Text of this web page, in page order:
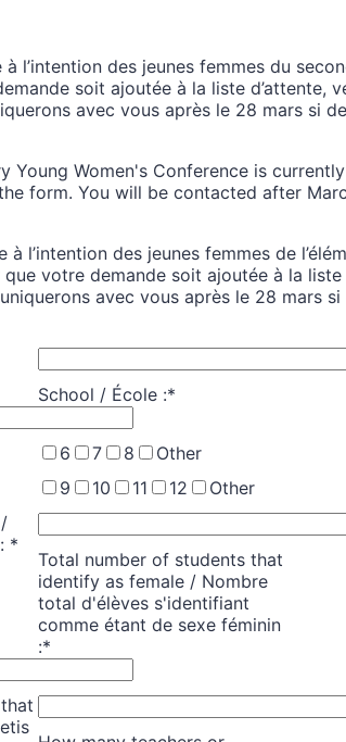
à l’intention des jeunes femmes du
soit ajoutée à la liste d’attente,
avec vous après le 28 mars si
Young Women's Conference is currently
form. You will be contacted after
à l’intention des jeunes femmes de
votre demande soit ajoutée à la
avec vous après le 28 mars
School / École :*
6 7 8
Other
9 10 11 12
Other
*
Total number of students that
identify as female / Nombre
total d'élèves s'identifiant
comme étant de sexe féminin
:*